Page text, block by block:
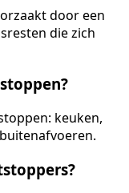
door een
die zich
keuken,